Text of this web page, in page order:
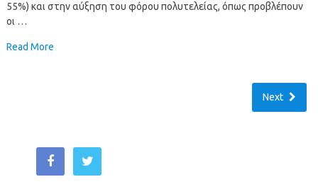
55%) και στην αύξηση του φόρου πολυτελείας, όπως προβλέπουν
οι …
Read More
Next